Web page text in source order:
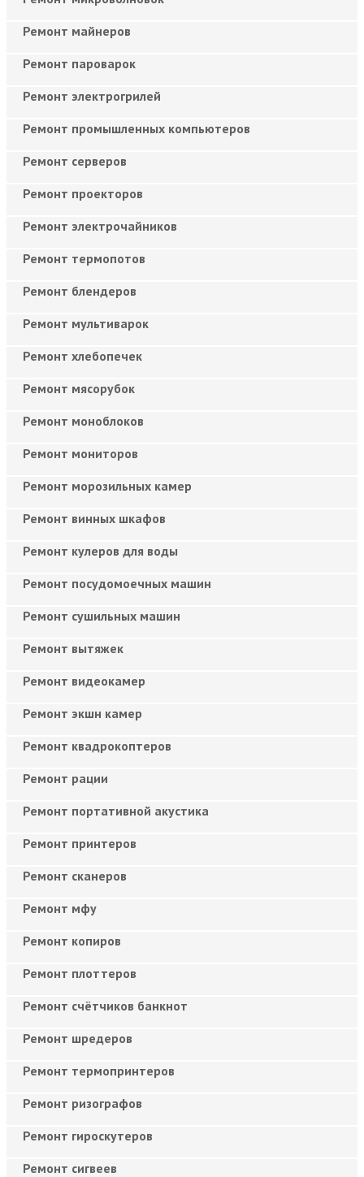
Ремонт майнеров
Ремонт пароварок
Ремонт электрогрилей
Ремонт промышленных компьютеров
Ремонт серверов
Ремонт проекторов
Ремонт электрочайников
Ремонт термопотов
Ремонт блендеров
Ремонт мультиварок
Ремонт хлебопечек
Ремонт мясорубок
Ремонт моноблоков
Ремонт мониторов
Ремонт морозильных камер
Ремонт винных шкафов
Ремонт кулеров для воды
Ремонт посудомоечных машин
Ремонт сушильных машин
Ремонт вытяжек
Ремонт видеокамер
Ремонт экшн камер
Ремонт квадрокоптеров
Ремонт рации
Ремонт портативной акустика
Ремонт принтеров
Ремонт сканеров
Ремонт мфу
Ремонт копиров
Ремонт плоттеров
Ремонт счётчиков банкнот
Ремонт шредеров
Ремонт термопринтеров
Ремонт ризографов
Ремонт гироскутеров
Ремонт сигвеев